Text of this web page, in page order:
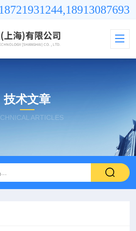
18721931244,18913087693
技术文章
ARTICLES